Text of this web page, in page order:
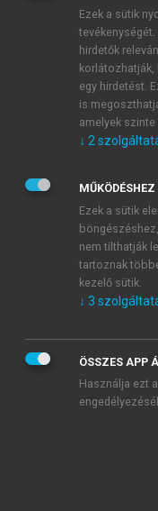
JELSZÓ ÚJRA
Kérek értesítést a
Kérek értesítést az
Adatkezelési
veszem és
Általános
mersz.huoldalak
tudomásul
Ezek a sütik
hirdetők
egy hirdetést.
is
amelyek
↓ 2
MŰKÖDÉSHEZ
Ezek a sütik
nem tilthatják
tartoznak
kezelő sütik.
↓ 3
ÖSSZES APP
Használja ezt